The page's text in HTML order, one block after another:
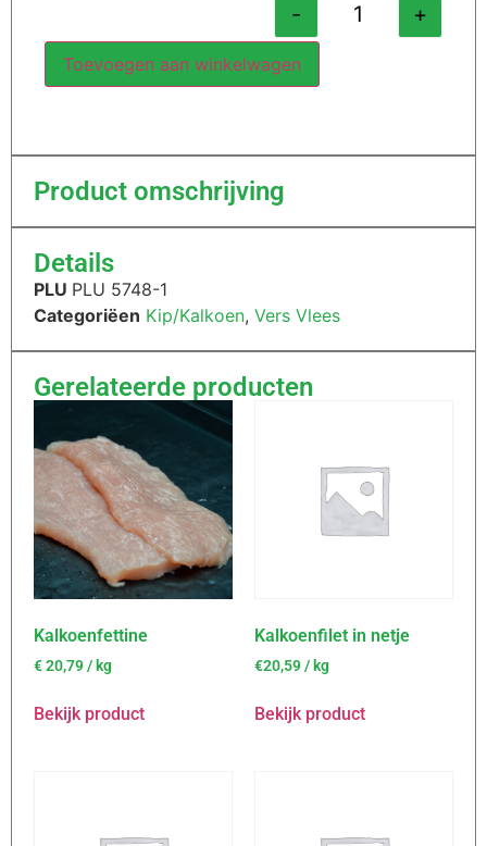
- +
Toevoegen aan winkelwagen
Product omschrijving
Details
PLU PLU 5748-1
Categoriëen Kip/Kalkoen, Vers Vlees
Gerelateerde producten
Kalkoenfettine
€20,79/ kg
Bekijk product
Kalkoenfilet in netje
€20,59 / kg
Bekijk product